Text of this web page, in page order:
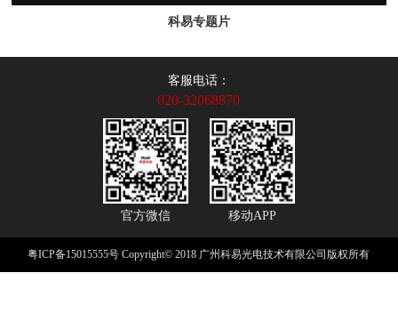
科易专题片
客服电话：
020-32068870
官方微信 移动APP
粤ICP备15015555号 Copyright© 2018 广州科易光电技术有限公司版权所有